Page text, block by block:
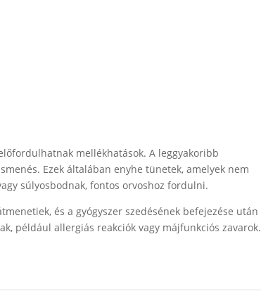
mellékhatások. A leggyakoribb
Ezek általában enyhe tünetek, amelyek nem
súlyosbodnak, fontos orvoshoz fordulni.
és a gyógyszer szedésének befejezése után
például allergiás reakciók vagy májfunkciós zavarok.